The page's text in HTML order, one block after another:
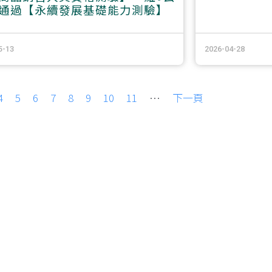
過【永續發展基礎能力測驗】
13 2026-04-28
5 6 7 8 9 10 11 … 下一頁